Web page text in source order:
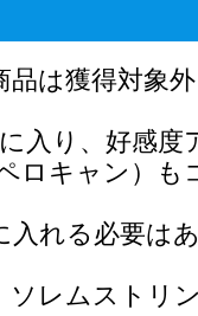
は獲得対象
入り、好感度
ロキャン）も
入れる必要は
ソレムストリ